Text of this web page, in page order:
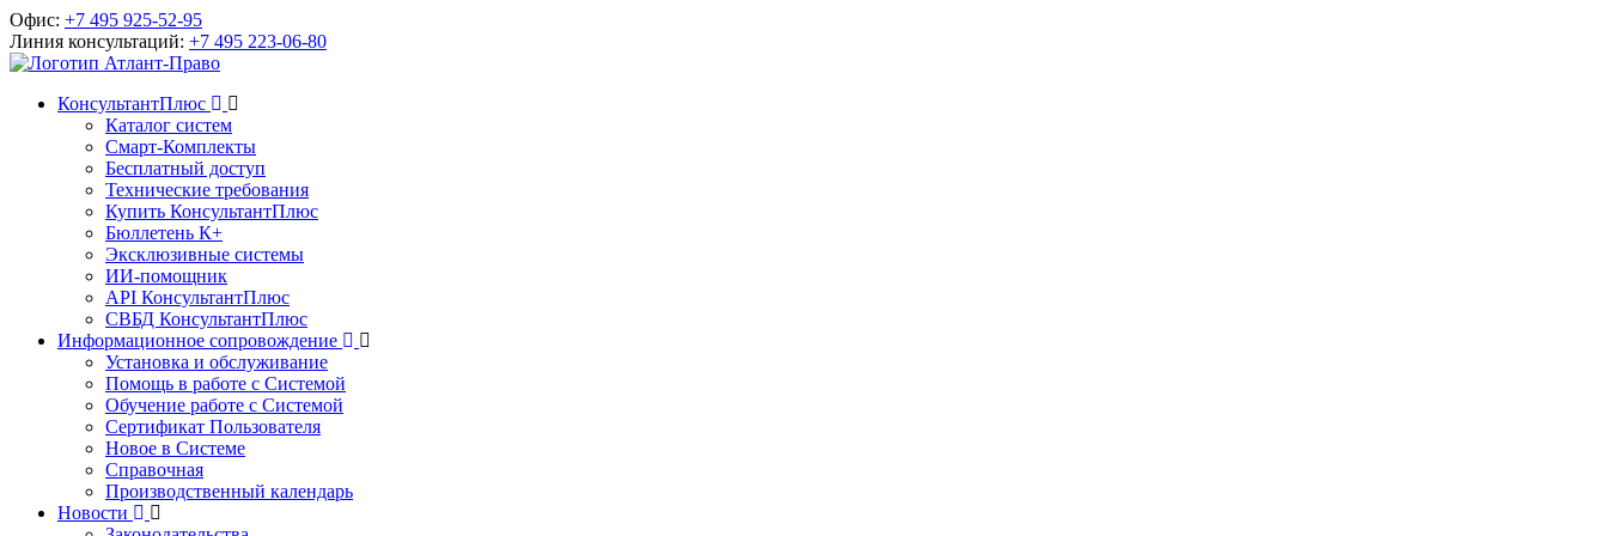
Офис: +7 495 925-52-95
Линия консультаций: +7 495 223-06-80
КонсультантПлюс
Каталог систем
Смарт-Комплекты
Бесплатный доступ
Технические требования
Купить КонсультантПлюс
Бюллетень К+
Эксклюзивные системы
ИИ-помощник
API КонсультантПлюс
СВБД КонсультантПлюс
Информационное сопровождение
Установка и обслуживание
Помощь в работе с Системой
Обучение работе с Системой
Сертификат Пользователя
Новое в Системе
Справочная
Производственный календарь
Новости